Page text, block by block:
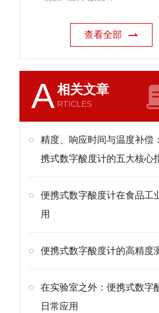
查看全部
A相关文章
RTICLES
精度、响应时间与温度补偿
携式数字酸度计的五大核心
便携式数字酸度计在食品工
用
便携式数字酸度计的高精度
在实验室之外：便携式数字
日常应用